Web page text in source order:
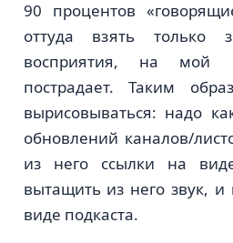
90 процентов
оттуда взять только
восприятия, на мой
пострадает. Таким
вырисовываться: надо
обновлений каналов/
из него ссылки на
вытащить из него звук, и
виде подкаста.